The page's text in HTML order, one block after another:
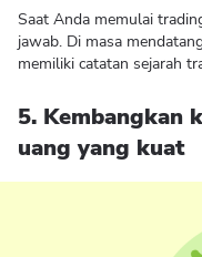
Saat Anda memulai
jawab. Di masa
memiliki catatan sejarah
5. Kembangkan
uang yang kuat